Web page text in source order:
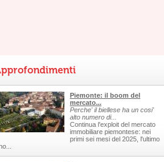
Piemonte: il boom del
mercato...
Perche' il biellese ha un cosi'
alto numero di...
Continua l'exploit del mercato
immobiliare piemontese: nei
primi sei mesi del 2025, l'ultimo